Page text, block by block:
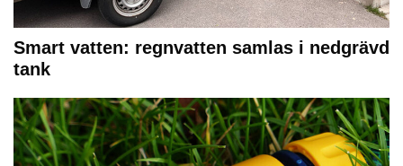
Smart vatten: regnvatten samlas i nedgrävd
tank